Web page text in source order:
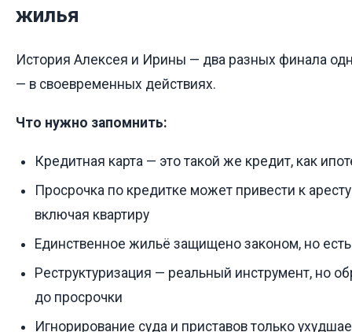
жилья
История Алексея и Ирины — два разных финала
— в своевременных действиях.
Что нужно запомнить:
Кредитная карта — это такой же кредит, как
Просрочка по кредитке может привести к
включая квартиру
Единственное жильё защищено законом, но
Реструктуризация — реальный инструмент, но
до просрочки
Игнорирование суда и приставов только